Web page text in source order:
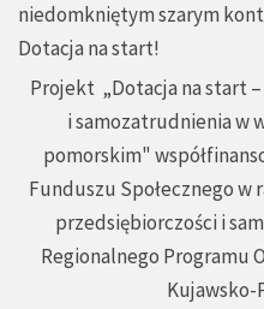
Projekt „Dotacja na start
i samozatrudnienia w
pomorskim"
Funduszu Społecznego w
przedsiębiorczości i
Regionalnego Programu
Kujawsko-